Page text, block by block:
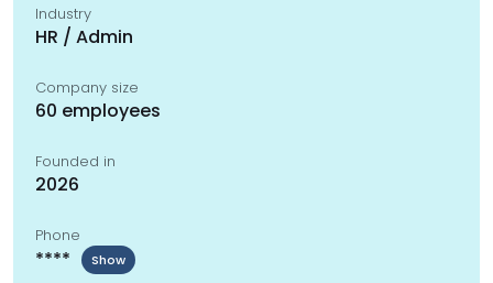
Industry
HR / Admin
Company size
60 employees
Founded in
2026
Phone
**** Show